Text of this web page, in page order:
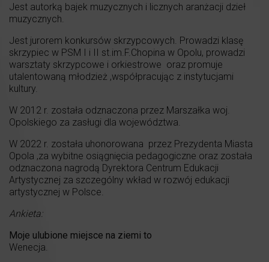
Jest autorką bajek muzycznych i licznych aranżacji dzieł
muzycznych.
Jest jurorem konkursów skrzypcowych. Prowadzi klasę
skrzypiec w PSM I i II st.im.F.Chopina w Opolu, prowadzi
warsztaty skrzypcowe i orkiestrowe oraz promuje
utalentowaną młodzież ,współpracując z instytucjami
kultury.
W 2012 r. została odznaczona przez Marszałka woj.
Opolskiego za zasługi dla województwa.
W 2022 r. została uhonorowana przez Prezydenta Miasta
Opola ,za wybitne osiągnięcia pedagogiczne oraz została
odznaczona nagrodą Dyrektora Centrum Edukacji
Artystycznej za szczególny wkład w rozwój edukacji
artystycznej w Polsce.
Ankieta:
Moje ulubione miejsce na ziemi to
Wenecja.